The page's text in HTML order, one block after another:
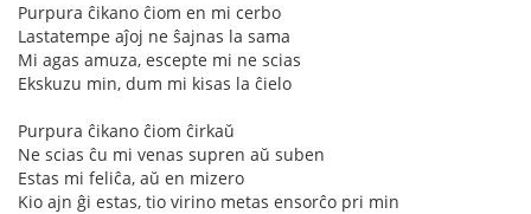
Purpura ĉikano ĉiom en mi cerbo
Lastatempe aĵoj ne ŝajnas la sama
Mi agas amuza, escepte mi ne scias
Ekskuzu min, dum mi kisas la ĉielo
Purpura ĉikano ĉiom ĉirkaŭ
Ne scias ĉu mi venas supren aŭ suben
Estas mi feliĉa, aŭ en mizero
Kio ajn ĝi estas, tio virino metas ensorĉo pri min